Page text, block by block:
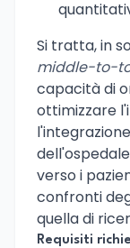
Si tratta, in
middle-to-
capacità di
ottimizzare
verso i
confronti
quella di
Requisiti